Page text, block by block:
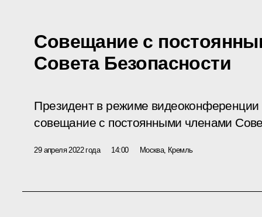
Совещание с
Совета Безопасности
Президент в режиме видеоконференции
совещание с постоянными членами
29 апреля 2022 года 14:00 Москва, Кремль